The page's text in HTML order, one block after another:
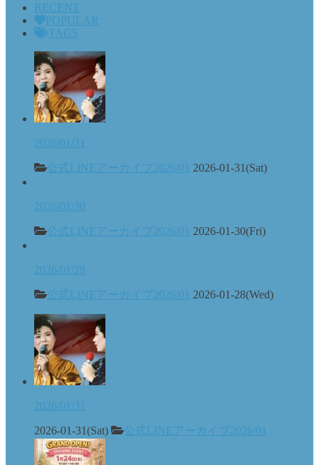
RECENT
POPULAR
TAGS
2026/01/31
公式LINEアーカイブ2026/01 2026-01-31(Sat)
2026/01/30
公式LINEアーカイブ2026/01 2026-01-30(Fri)
2026/01/28
公式LINEアーカイブ2026/01 2026-01-28(Wed)
2026/01/31
2026-01-31(Sat) 公式LINEアーカイブ2026/01